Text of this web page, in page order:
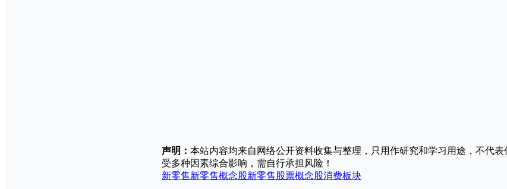
声明： 本站内容均来自网络公开资料收集与整理，只用作研究和学习用途，不代
受多种因素综合影响，需自行承担风险！
新零售新零售概念股新零售股票概念股消费板块